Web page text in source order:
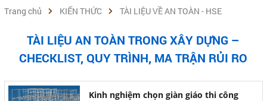
Trang chủ KIẾN THỨC TÀI LIỆU VỀ AN TOÀN - HSE
TÀI LIỆU AN TOÀN TRONG XÂY DỰNG –
CHECKLIST, QUY TRÌNH, MA TRẬN RỦI RO
Kinh nghiệm chọn giàn giáo thi công